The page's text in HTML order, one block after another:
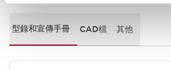
型錄和宣傳手冊 CAD檔 其他